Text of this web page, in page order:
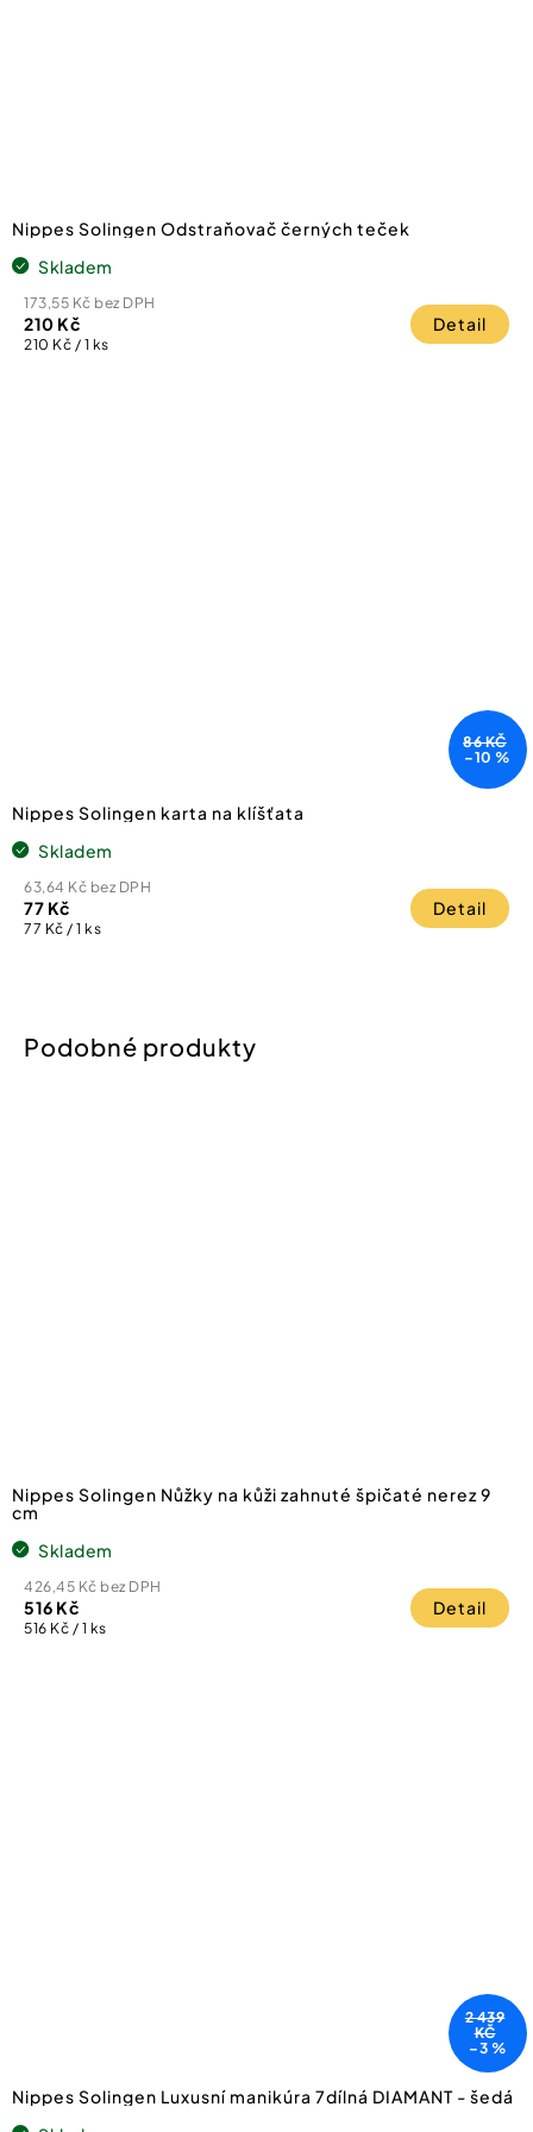
Nippes Solingen Odstraňovač černých teček
Skladem
173,55 Kč bez DPH
210 Kč
Měrná
210 Kč / 1 ks
Detail
86 KČ
–10 %
Nippes Solingen karta na klíšťata
Skladem
63,64 Kč bez DPH
77 Kč
Měrná
77 Kč / 1 ks
Detail
Nippes Solingen Nůžky na kůži zahnuté špičaté nerez 9
cm
Skladem
426,45 Kč bez DPH
516 Kč
Měrná
516 Kč / 1 ks
Detail
2 439
KČ
–3 %
Nippes Solingen Luxusní manikúra 7dílná DIAMANT - šedá